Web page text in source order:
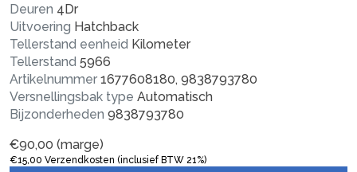
Deuren 4Dr
Uitvoering Hatchback
Tellerstand eenheid Kilometer
Tellerstand 5966
Artikelnummer 1677608180, 9838793780
Versnellingsbak type Automatisch
Bijzonderheden 9838793780
€90,00 (marge)
€15,00 Verzendkosten (inclusief BTW 21%)